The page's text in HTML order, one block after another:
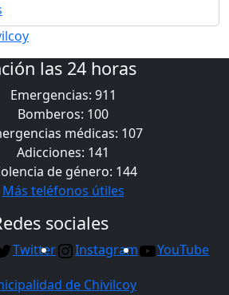
las 24 horas
Emergencias: 911
Bomberos: 100
médicas: 107
Adicciones: 141
de género: 144
Más teléfonos útiles
sociales
Twitter Instagram YouTube